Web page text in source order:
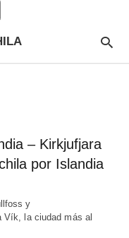
– Kirkjufjara
por Islandia
y
Vík, la ciudad más al